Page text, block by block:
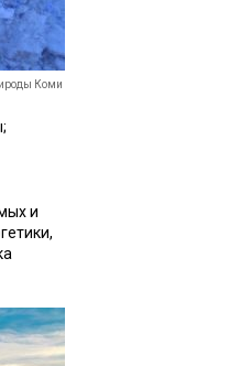
Коми
и